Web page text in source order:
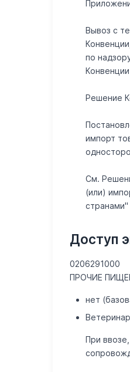
Вывоз с
по
Решение
импорт
См.
(или)
странами"
Доступ
0206291000
ПРОЧИЕ
нет
При